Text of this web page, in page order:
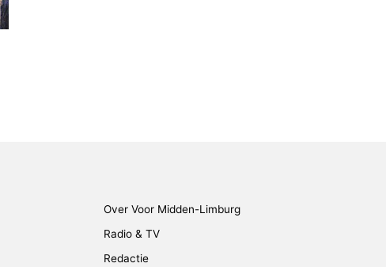
Over Voor Midden-Limburg
Radio & TV
Redactie